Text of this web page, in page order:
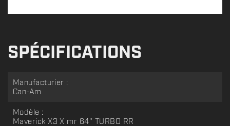
SPÉCIFICATIONS
Manufacturier :
Can-Am
Modèle :
Maverick X3 X mr 64'' TURBO RR